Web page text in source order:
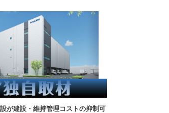
設が建設・維持管理コストの抑制可